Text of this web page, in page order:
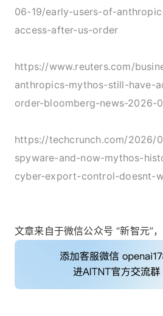
06-19/early-users-of-
access-after-us-order
https://www.reuters.com/
anthropics-mythos-still-have-
order-bloomberg-news-2026-
https://techcrunch.com/2026/
spyware-and-now-mythos-
cyber-export-control-doesnt-
文章来自于微信公众号 “新智元”